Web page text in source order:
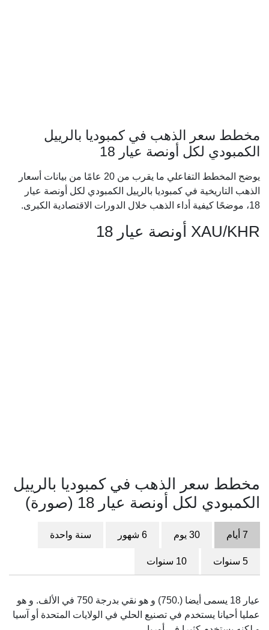
مخطط سعر الذهب في كمبوديا بالرييل
الكمبودي لكل أونصة عيار 18
يوضح المخطط التفاعلي ما يقرب من 20 عامًا من بيانات أسعار
الذهب التاريخية في كمبوديا بالرييل الكمبودي لكل أونصة عيار
18، موضحًا كيفية أداء الذهب خلال الدورات الاقتصادية الكبرى.
XAU/KHR أونصة عيار 18
مخطط سعر الذهب في كمبوديا بالرييل
الكمبودي لكل أونصة عيار 18 (صورة)
7 أيام 30 يوم 6 شهور سنة واحدة
5 سنوات 10 سنوات
عيار 18 يسمى أيضا (.750) و هو نقي بدرجة 750 في الألف. و هو
عمليا أحيانا يستخدم في تصنيع الحلي في الولايات المتحدة أو آسيا